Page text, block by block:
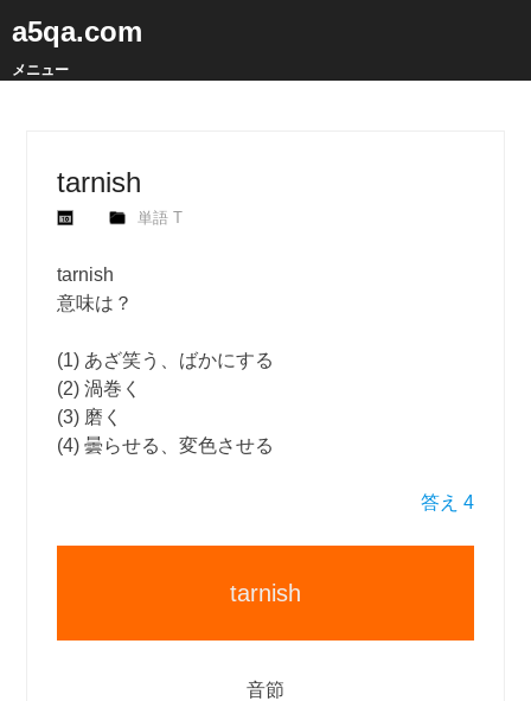
a5qa.com
メニュー
tarnish
単語 T
tarnish
意味は？
(1) あざ笑う、ばかにする
(2) 渦巻く
(3) 磨く
(4) 曇らせる、変色させる
答え 4
tarnish
音節